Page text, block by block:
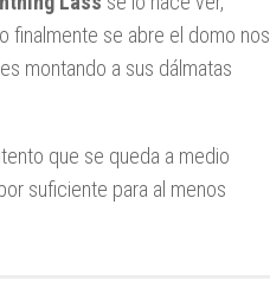
finalmente se abre el domo nos
montando a sus dálmatas
que se queda a medio
suficiente para al menos